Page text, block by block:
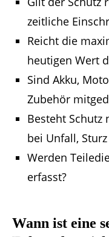
zeitliche
Reicht die
heutigen Wert
Sind Akku,
Zubehör
Besteht Schutz
bei Unfall,
Werden
erfasst?
Wann ist eine